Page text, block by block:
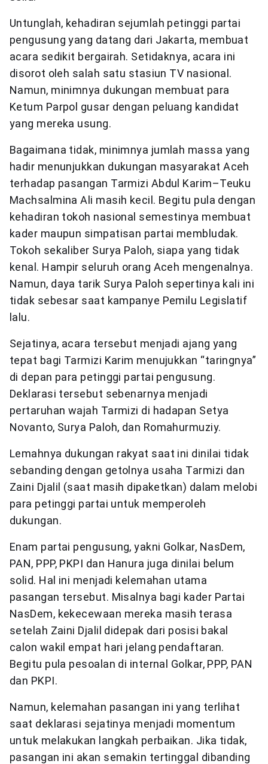
Untunglah, kehadiran sejumlah petinggi partai
pengusung yang datang dari Jakarta, membuat
acara sedikit bergairah. Setidaknya, acara ini
disorot oleh salah satu stasiun TV nasional.
Namun, minimnya dukungan membuat para
Ketum Parpol gusar dengan peluang kandidat
yang mereka usung.
Bagaimana tidak, minimnya jumlah massa yang
hadir menunjukkan dukungan masyarakat Aceh
terhadap pasangan Tarmizi Abdul Karim–Teuku
Machsalmina Ali masih kecil. Begitu pula dengan
kehadiran tokoh nasional semestinya membuat
kader maupun simpatisan partai membludak.
Tokoh sekaliber Surya Paloh, siapa yang tidak
kenal. Hampir seluruh orang Aceh mengenalnya.
Namun, daya tarik Surya Paloh sepertinya kali ini
tidak sebesar saat kampanye Pemilu Legislatif
lalu.
Sejatinya, acara tersebut menjadi ajang yang
tepat bagi Tarmizi Karim menujukkan “taringnya”
di depan para petinggi partai pengusung.
Deklarasi tersebut sebenarnya menjadi
pertaruhan wajah Tarmizi di hadapan Setya
Novanto, Surya Paloh, dan Romahurmuziy.
Lemahnya dukungan rakyat saat ini dinilai tidak
sebanding dengan getolnya usaha Tarmizi dan
Zaini Djalil (saat masih dipaketkan) dalam melobi
para petinggi partai untuk memperoleh
dukungan.
Enam partai pengusung, yakni Golkar, NasDem,
PAN, PPP, PKPI dan Hanura juga dinilai belum
solid. Hal ini menjadi kelemahan utama
pasangan tersebut. Misalnya bagi kader Partai
NasDem, kekecewaan mereka masih terasa
setelah Zaini Djalil didepak dari posisi bakal
calon wakil empat hari jelang pendaftaran.
Begitu pula pesoalan di internal Golkar, PPP, PAN
dan PKPI.
Namun, kelemahan pasangan ini yang terlihat
saat deklarasi sejatinya menjadi momentum
untuk melakukan langkah perbaikan. Jika tidak,
pasangan ini akan semakin tertinggal dibanding